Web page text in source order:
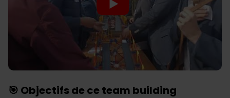
🎯 Objectifs de ce team building